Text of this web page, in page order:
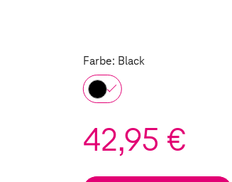
Farbe: Black
42,95 €